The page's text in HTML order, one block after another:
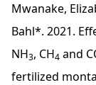
Mwanake,
Bahl*. 2021.
NH3, CH4 and
fertilized